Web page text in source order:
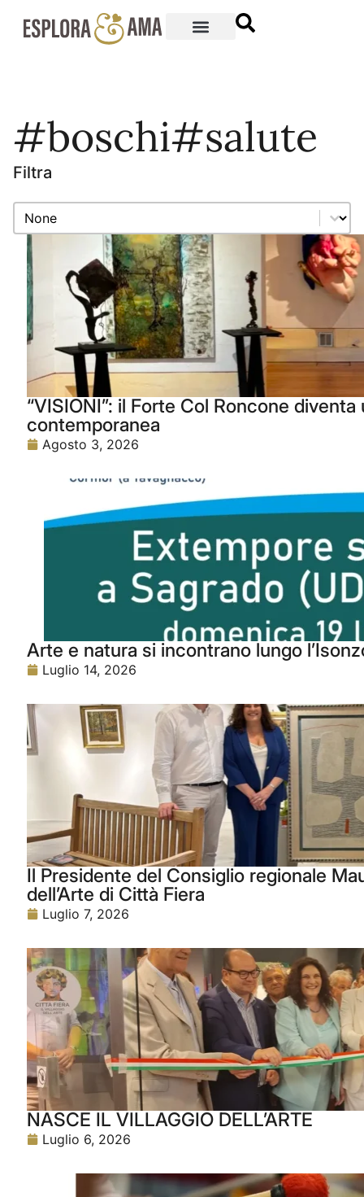
#boschi#salute
Filtra
Filtra
Filtra
“VISIONI”: il Forte Col Roncone
contemporanea
Agosto 3, 2026
Arte e natura si incontrano lungo
Luglio 14, 2026
Il Presidente del Consiglio regionale
dell’Arte di Città Fiera
Luglio 7, 2026
NASCE IL VILLAGGIO DELL’ARTE
Luglio 6, 2026